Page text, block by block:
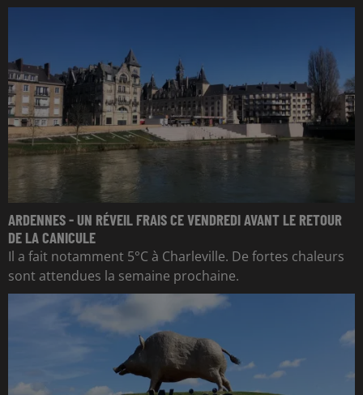
ARDENNES - UN RÉVEIL FRAIS CE VENDREDI AVANT LE RETOUR
DE LA CANICULE
Il a fait notamment 5°C à Charleville. De fortes chaleurs
sont attendues la semaine prochaine.